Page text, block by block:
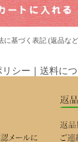
に基づく表記 (返品な
リシー 送料に